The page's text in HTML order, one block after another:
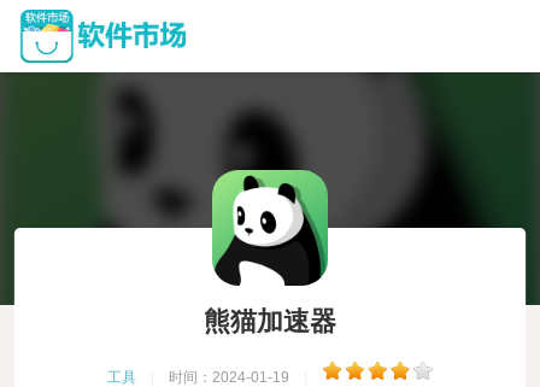
熊猫加速器
工具 时间：2024-01-19